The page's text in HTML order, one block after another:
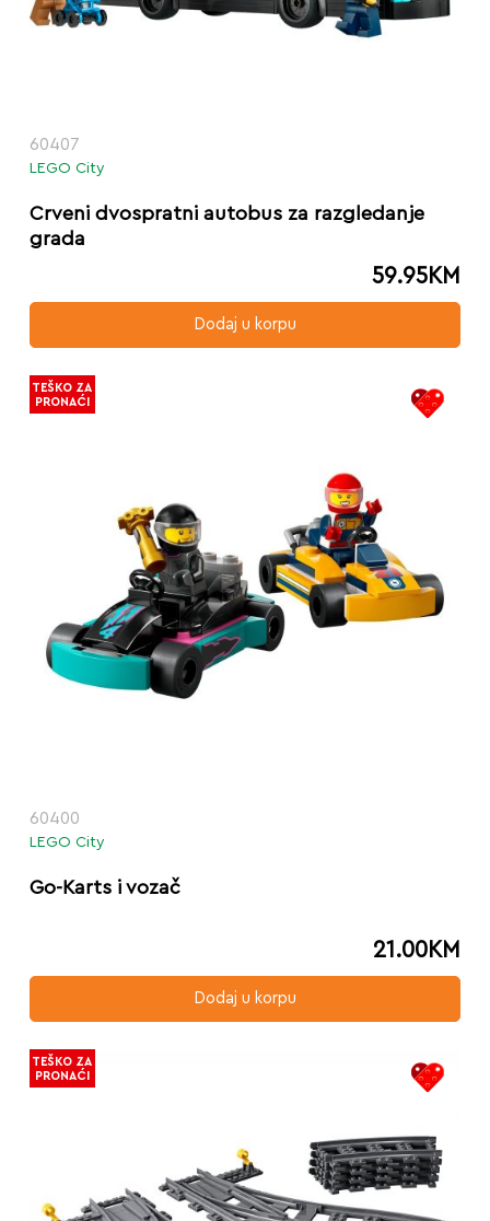
60407
LEGO City
Crveni dvospratni autobus za razgledanje
grada
59.95KM
Dodaj u korpu
60400
LEGO City
Go-Karts i vozač
21.00KM
Dodaj u korpu
TEŠKO ZA
PRONAĆI
TEŠKO ZA
PRONAĆI